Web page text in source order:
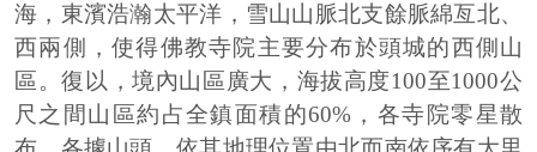
海，東濱浩瀚太平洋，雪山山脈北支餘脈綿亙北、
西兩側，使得佛教寺院主要分布於頭城的西側山
區。復以，境內山區廣大，海拔高度100至1000公
尺之間山區約占全鎮面積的60%，各寺院零星散